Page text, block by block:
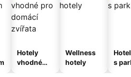
Hotely
vhodné
Wellness
hotely
s